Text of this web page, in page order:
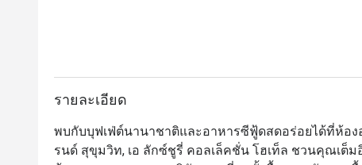
รายละเอียด
พบกับบุฟเฟ่ต์นานาชาติและอาหารซีฟู้ดสดอร่อยได้ที่ห้อ
รนด์ สุขุมวิท, เอ ลักซ์ชูรี่ คอลเล็คชั่น โฮเท็ล ชวนคุณเต็